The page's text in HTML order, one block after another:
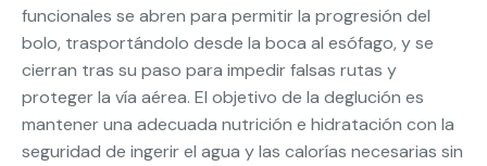
funcionales se abren para permitir la progresión del
bolo, trasportándolo desde la boca al esófago, y se
cierran tras su paso para impedir falsas rutas y
proteger la vía aérea. El objetivo de la deglución es
mantener una adecuada nutrición e hidratación con la
seguridad de ingerir el agua y las calorías necesarias sin